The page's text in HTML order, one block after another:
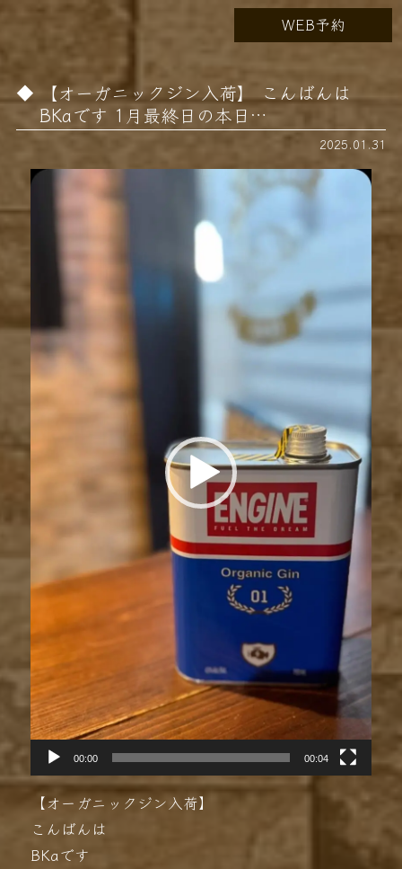
WEB予約
【オーガニックジン入荷】 こんばんは
BKaです 1月最終日の本日…
2025.01.31
動
画
ー
00:00 00:04
【オーガニックジン入荷】
こんばんは
BKaです